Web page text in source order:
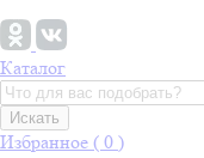
Каталог
Искать
Избранное ( 0 )